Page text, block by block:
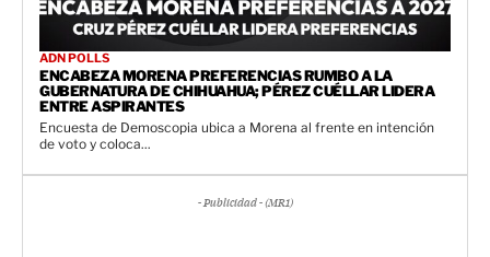
ADN POLLS
ENCABEZA MORENA PREFERENCIAS RUMBO A LA
GUBERNATURA DE CHIHUAHUA; PÉREZ CUÉLLAR LIDERA
ENTRE ASPIRANTES
Encuesta de Demoscopia ubica a Morena al frente en intención
de voto y coloca...
- Publicidad - (MR1)